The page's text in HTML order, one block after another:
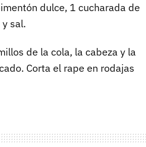
dulce, 1 cucharada de
sal.
de la cola, la cabeza y la
Corta el rape en rodajas